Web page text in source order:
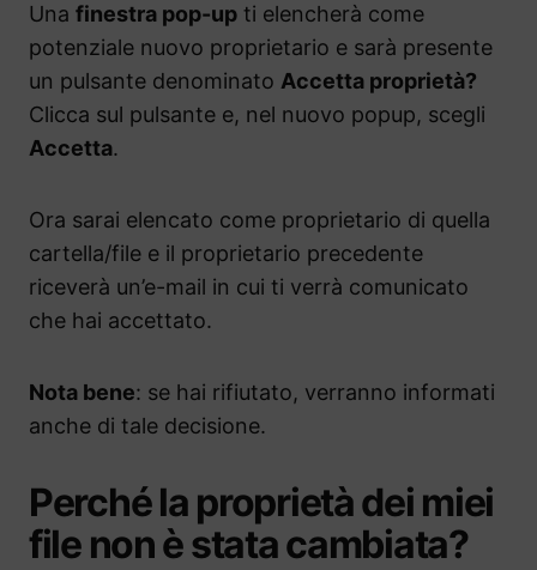
Una finestra pop-up ti elencherà come
potenziale nuovo proprietario e sarà presente
un pulsante denominato Accetta proprietà?
Clicca sul pulsante e, nel nuovo popup, scegli
Accetta.
Ora sarai elencato come proprietario di quella
cartella/file e il proprietario precedente
riceverà un’e-mail in cui ti verrà comunicato
che hai accettato.
Nota bene: se hai rifiutato, verranno informati
anche di tale decisione.
Perché la proprietà dei miei
file non è stata cambiata?